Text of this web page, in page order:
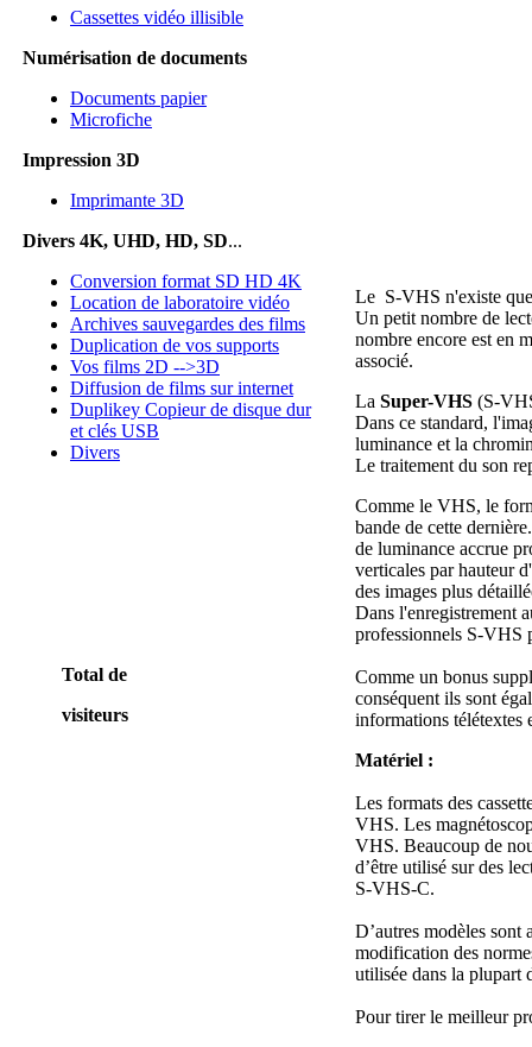
Le S-VHS n'existe
Un petit nombre de
nombre encore est en
associé.
La Super-VHS (S-
Dans ce standard,
luminance et la
Le traitement du son
Comme le VHS, le
bande de cette
de luminance accrue
verticales par hauteur
des images plus
Dans l'enregistrement
professionnels S-VHS
Comme un bonus
conséquent ils sont
informations télétextes
Matériel :
Les formats des
VHS. Les
VHS. Beaucoup de
d’être utilisé sur des
S-VHS-C.
D’autres modèles
modification des
utilisée dans la plupart
Pour tirer le meilleur
Cassettes vidéo illisible
Numérisation de documents
Documents papier
Total de
visiteurs
Microfiche
Impression 3D
Imprimante 3D
Divers 4K, UHD, HD, SD...
Conversion format SD HD 4K
Location de laboratoire vidéo
Archives sauvegardes des films
Duplication de vos supports
Vos films 2D -->3D
Diffusion de films sur internet
Duplikey Copieur de disque dur
et clés USB
Divers